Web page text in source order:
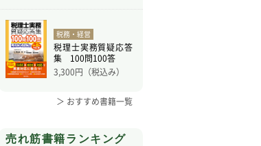
たち【WAVE出版】
税務・経営
税理士実務質疑応答
集 100問100答
3,300円（税込み）
＞ おすすめ書籍一覧
売れ筋書籍ランキング